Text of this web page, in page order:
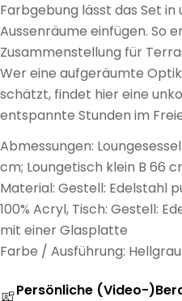
Farbgebung lässt das Set
Aussenräume einfügen. So
Zusammenstellung für
Wer eine aufgeräumte
schätzt, findet hier eine
entspannte Stunden im
Abmessungen:
cm; Loungetisch klein B 66
Material: Gestell: Edelstahl
100% Acryl, Tisch: Gestell:
mit einer Glasplatte
Farbe / Ausführung: Hellgrau
Persönliche (Video-